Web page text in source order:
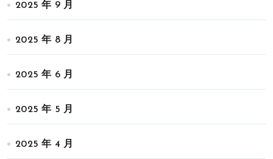
2025 年 9 月
2025 年 8 月
2025 年 6 月
2025 年 5 月
2025 年 4 月